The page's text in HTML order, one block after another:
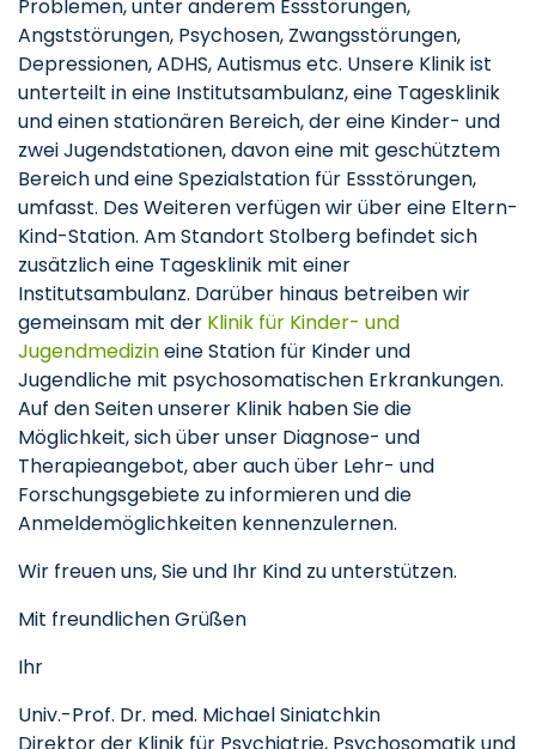
Problemen, unter anderem Essstörungen,
Angststörungen, Psychosen, Zwangsstörungen,
Depressionen, ADHS, Autismus etc. Unsere Klinik ist
unterteilt in eine Institutsambulanz, eine Tagesklinik
und einen stationären Bereich, der eine Kinder- und
zwei Jugendstationen, davon eine mit geschütztem
Bereich und eine Spezialstation für Essstörungen,
umfasst. Des Weiteren verfügen wir über eine Eltern-
Kind-Station. Am Standort Stolberg befindet sich
zusätzlich eine Tagesklinik mit einer
Institutsambulanz. Darüber hinaus betreiben wir
gemeinsam mit der Klinik für Kinder- und
Jugendmedizineine Station für Kinder und
Jugendliche mit psychosomatischen Erkrankungen.
Auf den Seiten unserer Klinik haben Sie die
Möglichkeit, sich über unser Diagnose- und
Therapieangebot, aber auch über Lehr- und
Forschungsgebiete zu informieren und die
Anmeldemöglichkeiten kennenzulernen.
Wir freuen uns, Sie und Ihr Kind zu unterstützen.
Mit freundlichen Grüßen
Ihr
Univ.-Prof. Dr. med. Michael Siniatchkin